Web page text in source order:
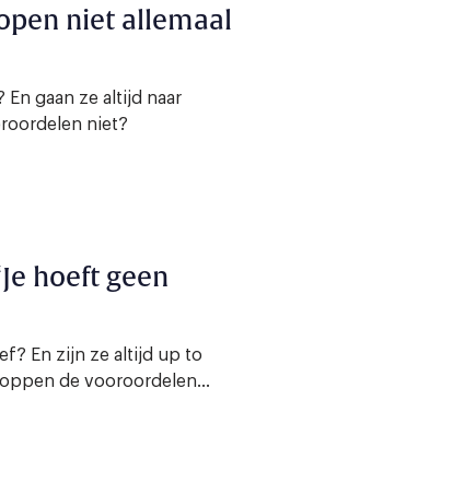
niet allemaal
gaan ze altijd naar
niet?
hoeft geen
En zijn ze altijd up to
de vooroordelen...